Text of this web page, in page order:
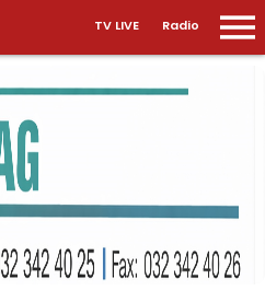
TV LIVE Radio